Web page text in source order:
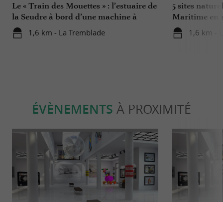
Le « Train des Mouettes » : l’estuaire de
la Seudre à bord d’une machine à
remonter le temps
1,6 km - La Tremblade
5 sites
Maritime en
1,6 km -
ÉVÈNEMENTS À PROXIMITÉ